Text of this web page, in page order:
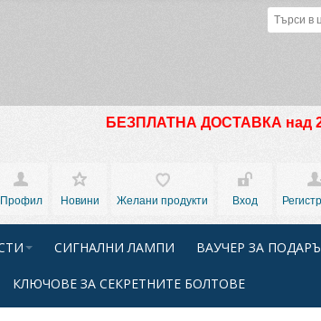
БЕЗПЛАТНА ДОСТАВКА над
Профил
Новини Желани продукти Вход
СИГНАЛНИ ЛАМПИ ВАУЧЕР ЗА
КЛЮЧОВЕ ЗА СЕКРЕТНИТЕ БОЛТОВЕ